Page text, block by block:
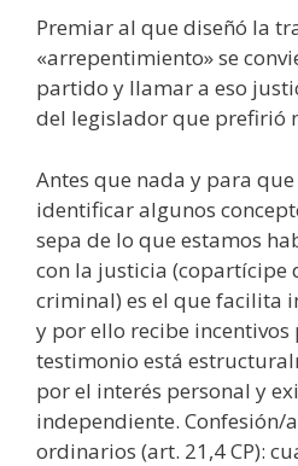
Premiar al que diseñó la
«arrepentimiento» se
partido y llamar a eso
del legislador que prefirió
Antes que nada y para
identificar algunos
sepa de lo que estamos
con la justicia (copartícipe
criminal) es el que facilita
y por ello recibe incentivos
testimonio está
por el interés personal y
independiente. Confesión/
ordinarios (art. 21,4 CP):